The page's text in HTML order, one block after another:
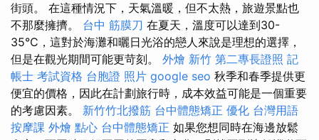
街頭。 在這種情況下，天氣溫暖，但不太熱，旅遊景點也
不那麼擁擠。 台中 筋膜刀 在夏天，溫度可以達到30-
35°C，這對於海灘和曬日光浴的戀人來說是理想的選擇，
但是在觀光期間可能更苛刻。 外燴 新竹 第二專長證照 記
帳士 考試資格 台胞證 照片 google seo 秋季和春季提供更
便宜的價格，因此在計劃旅行時，成本效益可能是一個重要
的考慮因素。 新竹竹北撥筋 台中體態矯正 優化 台灣用語
按摩課 外燴 點心 台中體態矯正 如果您想同時在海邊放鬆